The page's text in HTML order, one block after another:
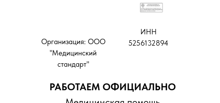
Организация: ООО
"Медицинский
стандарт"
ИНН
5256132894
РАБОТАЕМ ОФИЦИАЛЬНО